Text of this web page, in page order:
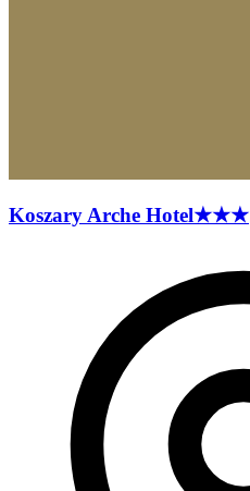
Koszary Arche Hotel★★★